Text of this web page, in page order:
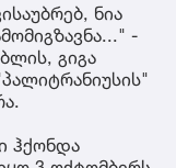
ნია
-
გიგა
ჰქონდა